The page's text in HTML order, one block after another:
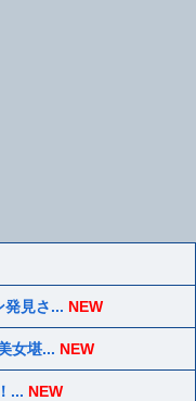
発見さ... NEW
女堪... NEW
... NEW